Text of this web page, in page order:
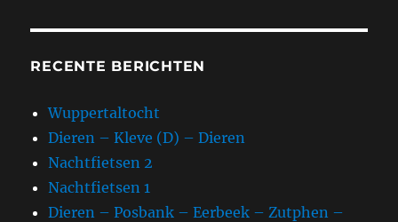
RECENTE BERICHTEN
Wuppertaltocht
Dieren – Kleve (D) – Dieren
Nachtfietsen 2
Nachtfietsen 1
Dieren – Posbank – Eerbeek – Zutphen –